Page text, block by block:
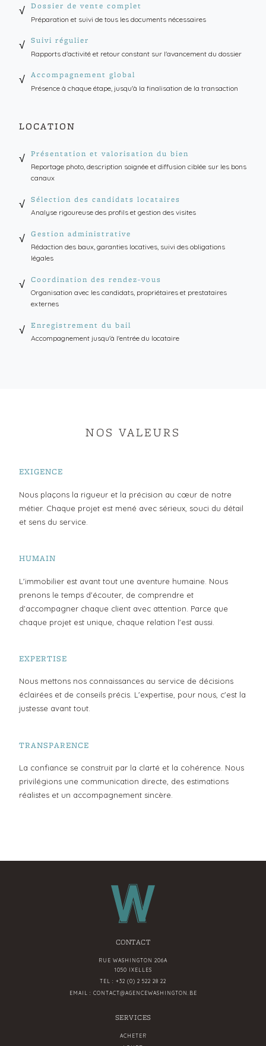
√ Dossier de vente complet
Préparation et suivi de tous les documents nécessaires
√ Suivi régulier
Rapports d'activité et retour constant sur l'avancement du dossier
√ Accompagnement global
Présence à chaque étape, jusqu'à la finalisation de la transaction
LOCATION
√ Présentation et valorisation du bien
Reportage photo, description soignée et diffusion ciblée sur les bons
canaux
√ Sélection des candidats locataires
Analyse rigoureuse des profils et gestion des visites
√ Gestion administrative
Rédaction des baux, garanties locatives, suivi des obligations
légales
√ Coordination des rendez-vous
Organisation avec les candidats, propriétaires et prestataires
externes
√ Enregistrement du bail
Accompagnement jusqu'à l'entrée du locataire
NOS VALEURS
EXIGENCE
Nous plaçons la rigueur et la précision au cœur de notre
métier. Chaque projet est mené avec sérieux, souci du détail
et sens du service.
HUMAIN
L'immobilier est avant tout une aventure humaine. Nous
prenons le temps d'écouter, de comprendre et
d'accompagner chaque client avec attention. Parce que
chaque projet est unique, chaque relation l'est aussi.
EXPERTISE
Nous mettons nos connaissances au service de décisions
éclairées et de conseils précis. L'expertise, pour nous, c'est la
justesse avant tout.
TRANSPARENCE
La confiance se construit par la clarté et la cohérence. Nous
privilégions une communication directe, des estimations
réalistes et un accompagnement sincère.
CONTACT
RUE WASHINGTON 206A
1050 IXELLES
TEL : +32 (0) 2 522 28 22
EMAIL : CONTACT@AGENCEWASHINGTON.BE
SERVICES
ACHETER